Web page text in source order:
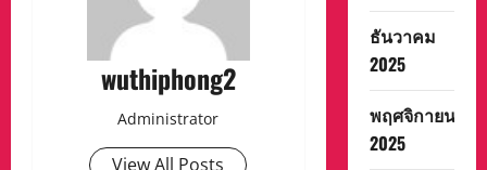
wuthiphong2
Administrator
View All Posts
ธันวาคม
2025
พฤศจิกายน
2025